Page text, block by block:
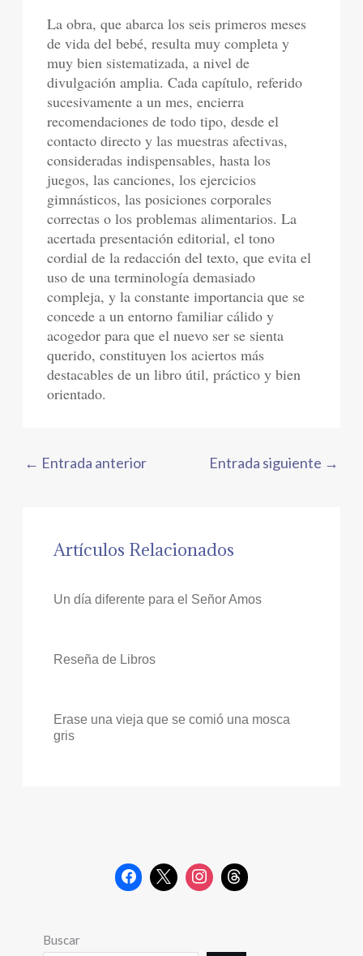
La obra, que abarca los seis primeros meses
de vida del bebé, resulta muy completa y
muy bien sistematizada, a nivel de
divulgación amplia. Cada capítulo, referido
sucesivamente a un mes, encierra
recomendaciones de todo tipo, desde el
contacto directo y las muestras afectivas,
consideradas indispensables, hasta los
juegos, las canciones, los ejercicios
gimnásticos, las posiciones corporales
correctas o los problemas alimentarios. La
acertada presentación editorial, el tono
cordial de la redacción del texto, que evita el
uso de una terminología demasiado
compleja, y la constante importancia que se
concede a un entorno familiar cálido y
acogedor para que el nuevo ser se sienta
querido, constituyen los aciertos más
destacables de un libro útil, práctico y bien
orientado.
← Entrada anterior Entrada siguiente →
Artículos Relacionados
Un día diferente para el Señor Amos
Reseña de Libros
Erase una vieja que se comió una mosca
gris
Buscar